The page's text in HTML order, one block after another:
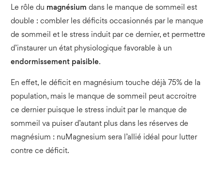
Le rôle du magnésium dans le manque de sommeil est
double : combler les déficits occasionnés par le manque
de sommeil et le stress induit par ce dernier, et permettre
d’instaurer un état physiologique favorable à un
endormissement paisible.
En effet, le déficit en magnésium touche déjà 75% de la
population, mais le manque de sommeil peut accroitre
ce dernier puisque le stress induit par le manque de
sommeil va puiser d’autant plus dans les réserves de
magnésium : nuMagnesium sera l’allié idéal pour lutter
contre ce déficit.